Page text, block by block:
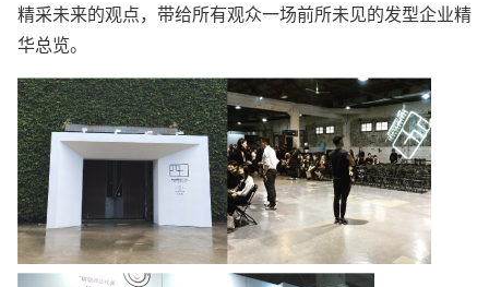
精采未来的观点，带给所有观众一场前所未见的发型企业精
华总览。